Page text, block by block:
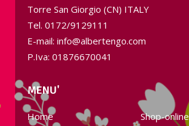
Torre San Giorgio (CN) ITALY
Tel. 0172/9129111
E-mail: info@albertengo.com
P.Iva: 01876670041
MENU'
Home Shop-online